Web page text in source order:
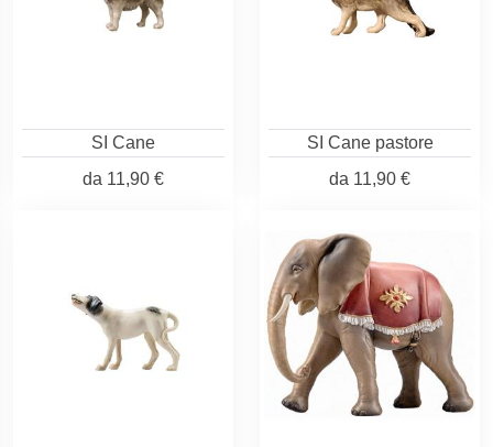
SI Cane
da 11,90 €
SI Cane pastore
da 11,90 €